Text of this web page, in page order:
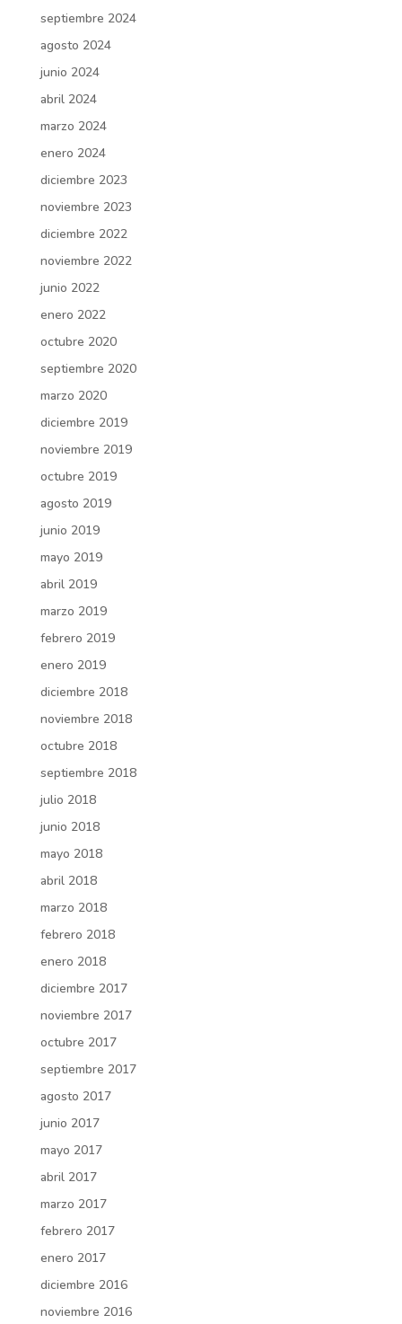
septiembre 2024
agosto 2024
junio 2024
abril 2024
marzo 2024
enero 2024
diciembre 2023
noviembre 2023
diciembre 2022
noviembre 2022
junio 2022
enero 2022
octubre 2020
septiembre 2020
marzo 2020
diciembre 2019
noviembre 2019
octubre 2019
agosto 2019
junio 2019
mayo 2019
abril 2019
marzo 2019
febrero 2019
enero 2019
diciembre 2018
noviembre 2018
octubre 2018
septiembre 2018
julio 2018
junio 2018
mayo 2018
abril 2018
marzo 2018
febrero 2018
enero 2018
diciembre 2017
noviembre 2017
octubre 2017
septiembre 2017
agosto 2017
junio 2017
mayo 2017
abril 2017
marzo 2017
febrero 2017
enero 2017
diciembre 2016
noviembre 2016